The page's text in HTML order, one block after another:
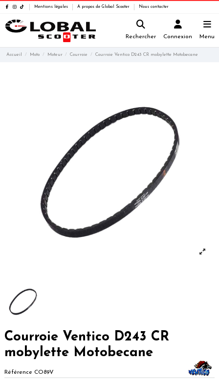
Mentions légales A propos de Global Scooter Nous contacter
Rechercher Connexion Menu
Accueil Moto Moteur Courroie Courroie Ventico D243 CR mobylette Motobecane
Courroie Ventico D243 CR
mobylette Motobecane
Référence CO89V